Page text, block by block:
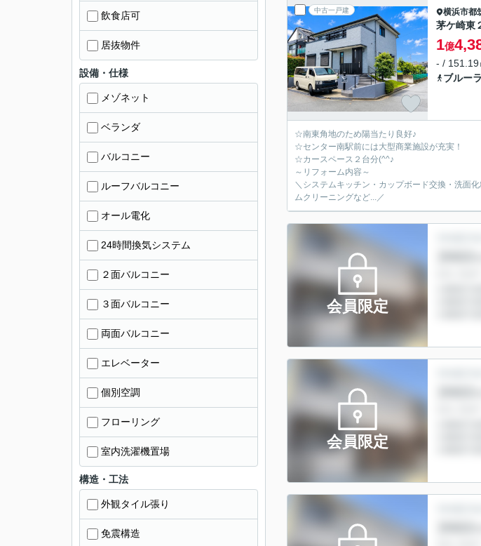
中古一戸建 横浜市都
茅ケ崎東
1億
- / 151.19
ブルー
☆南東角地のため陽当たり良好♪
☆センター南駅前には大型商業施設が充実！
☆カースペース２台分(^^♪
～リフォーム内容～
＼システムキッチン・カップボード交換・洗面
ムクリーニングなど...／
会員限定
会員限定
飲食店可
居抜物件
設備・仕様
メゾネット
ベランダ
バルコニー
ルーフバルコニー
オール電化
24時間換気システム
２面バルコニー
３面バルコニー
両面バルコニー
エレベーター
個別空調
フローリング
室内洗濯機置場
構造・工法
外観タイル張り
免震構造